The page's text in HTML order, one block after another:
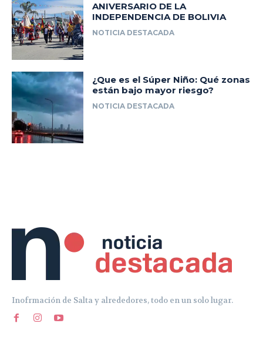
Inofrmación de Salta y alrededores, todo en un solo lugar.